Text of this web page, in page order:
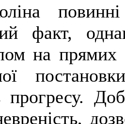
факт,
на
прогресу.